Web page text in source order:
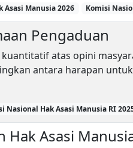
Asasi Manusia 2026 Komisi
Pengaduan
atas opini
antara harapan
Hak Asasi Manusia RI
Hak Asasi